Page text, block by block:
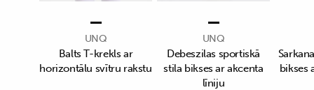
UNQ
Balts T-krekls ar
horizontālu svītru rakstu
UNQ
Debeszilas sportiskā
stila bikses ar akcenta
līniju
bikses